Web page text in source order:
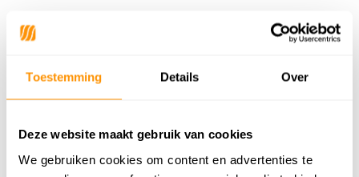
Toestemming Details Over
Deze website maakt gebruik van cookies
We gebruiken cookies om content en advertenties te
4.8 /5 Gemiddelde uit 43 beoordelingen